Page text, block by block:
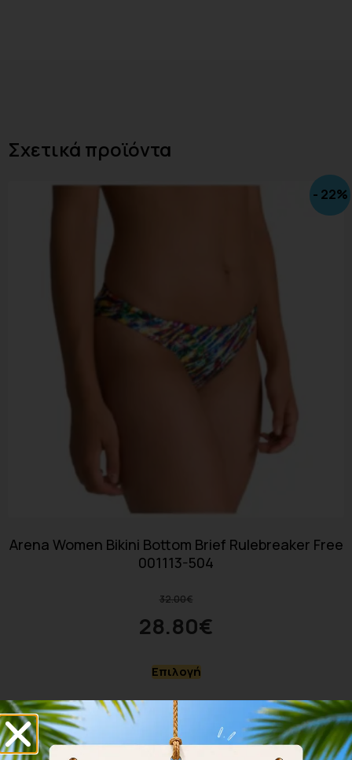
Σχετικά προϊόντα
- 22%
Arena Women Bikini Bottom Brief Rulebreaker Free
001113-504
32.00€
28.80€
Επιλογή